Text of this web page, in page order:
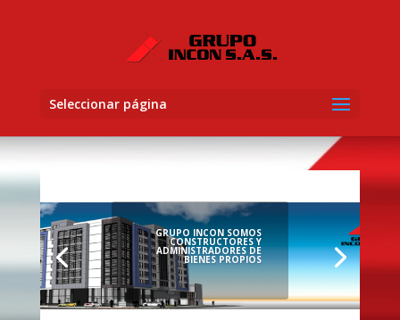
Seleccionar página
GRUPO INCON SOMOS
CONSTRUCTORES Y
ADMINISTRADORES DE
BIENES PROPIOS